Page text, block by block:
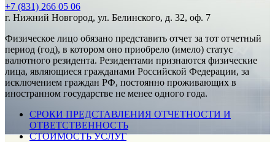
+7 (831) 266 05 06
г. Нижний Новгород, ул. Белинского, д. 32, оф. 7
Физическое лицо обязано представить отчет за тот отчетный
период (год), в котором оно приобрело (имело) статус
валютного резидента. Резидентами признаются физические
лица, являющиеся гражданами Российской Федерации, за
исключением граждан РФ, постоянно проживающих в
иностранном государстве не менее одного года.
СРОКИ ПРЕДСТАВЛЕНИЯ ОТЧЕТНОСТИ И
ОТВЕТСТВЕННОСТЬ
СТОИМОСТЬ УСЛУГ